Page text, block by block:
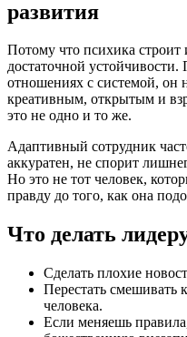
развития
Потому что психика строит
достаточной
отношениях с системой, он
креативным, открытым и
это не одно и то же.
Адаптивный сотрудник
аккуратен, не спорит
Но это не тот человек,
правду до того, как она
Что делать
Сделать плохие
Перестать смешивать
человека.
Если меняешь